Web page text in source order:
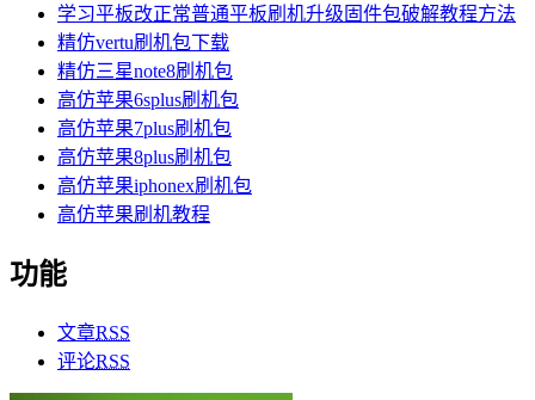
学习平板改正常普通平板刷机升级固件包破解教程方法
精仿vertu刷机包下载
精仿三星note8刷机包
高仿苹果6splus刷机包
高仿苹果7plus刷机包
高仿苹果8plus刷机包
高仿苹果iphonex刷机包
高仿苹果刷机教程
功能
文章RSS
评论RSS